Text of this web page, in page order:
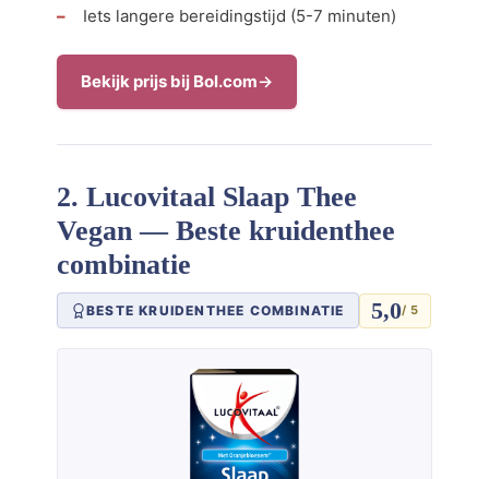
Iets langere bereidingstijd (5-7 minuten)
Bekijk prijs bij Bol.com
2. Lucovitaal Slaap Thee
Vegan — Beste kruidenthee
combinatie
BESTE KRUIDENTHEE COMBINATIE 5,0/ 5